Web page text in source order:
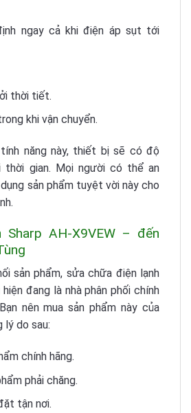
ngay cả khi điện áp sụt tới
thời tiết.
khi vận chuyển.
tính năng này, thiết bị sẽ có độ
gian. Mọi người có thể an
sản phẩm tuyệt vời này cho
Sharp AH-X9VEW – đến
sản phẩm, sửa chữa điện lạnh
đang là nhà phân phối chính
nên mua sản phẩm này của
lý do sau:
chính hãng.
phải chăng.
tận nơi.